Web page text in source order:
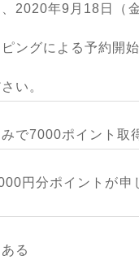
2020年9月18日（
ングによる予約開
い。
で7000ポイント取
円分ポイントが
る